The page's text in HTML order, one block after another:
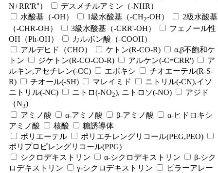
N+RR'R''）
デスメチルアミン（-NHR）
水酸基（-OH）
1級水酸基（-CH2-OH）
2級水酸基
（-CHR-OH）
3級水酸基（-CRR'-OH）
フェノール性
OH（Ph-OH）
カルボン酸（-COOH）
アルデヒド（CHO）
ケトン(R-CO-R)
α,β不飽和ケ
トン
ジケトン(R-CO-CO-R) アルケン(-C=CRR')
ア
ルキン,アセチレン(-CC)
エポキシ
チオエーテル(R-S-
R)
チオール(-SH) マレイミド
ニトリル(-CN),イソ
ニトリル(-NC)
ニトロ(-NO2), ニトロソ(-NO)
アジド
（N3)
アミノ酸
α-アミノ酸 β-アミノ酸
α-ヒドロキシ
アミノ酸
核酸
糖誘導体
ポリエーテル
ポリエチレングリコール(PEG,PEO)
ポリプロピレングリコール(PPG)
シクロデキストリン
α-シクロデキストリン
β-シク
ロデキストリン
γ-シクロデキストリン ピラーアレー